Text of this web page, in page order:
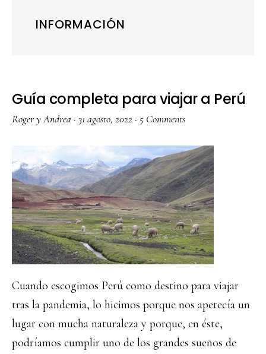
INFORMACIÓN
Guía completa para viajar a Perú
Roger y Andrea · 31 agosto, 2022 · 5 Comments
Cuando escogimos Perú como destino para viajar
tras la pandemia, lo hicimos porque nos apetecía un
lugar con mucha naturaleza y porque, en éste,
podríamos cumplir uno de los grandes sueños de